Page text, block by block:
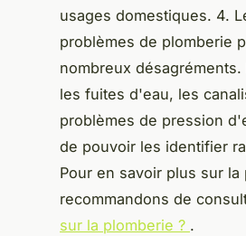
usages domestiques. 4.
problèmes de plomberie
nombreux
les fuites d'eau, les
problèmes de pression
de pouvoir les identifier
Pour en savoir plus sur
recommandons de
sur la plomberie ? .